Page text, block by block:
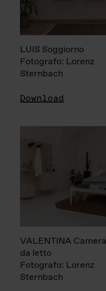
LUIS Soggiorno
Fotografo: Lorenz
Sternbach
Download
VALENTINA Camera
da letto
Fotografo: Lorenz
Sternbach